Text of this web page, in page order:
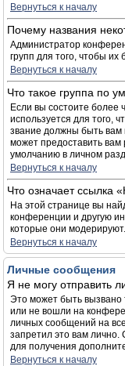
Вернуться к началу
Почему названия
Администратор
групп для того, чтобы их
Вернуться к началу
Что такое группа по
Если вы состоите более
используется для того,
звание должны быть
может предоставить
умолчанию в личном
Вернуться к началу
Что означает ссылка
На этой странице вы
конференции и другую
которые они модерируют.
Вернуться к началу
Личные сообщения
Я не могу отправить
Это может быть вызвано
или не вошли на
личных сообщений на
запретил это вам
для получения
Вернуться к началу